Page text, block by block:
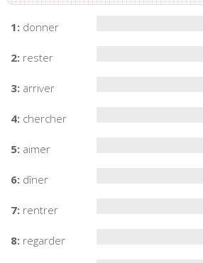
1: donner
2: rester
3: arriver
4: chercher
5: aimer
6: dîner
7: rentrer
8: regarder